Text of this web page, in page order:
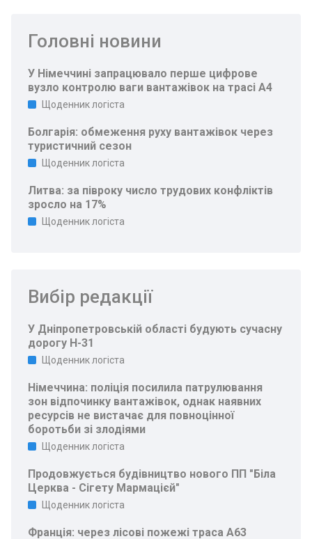
Головні новини
У Німеччині запрацювало перше цифрове
вузло контролю ваги вантажівок на трасі A4
Щоденник логіста
Болгарія: обмеження руху вантажівок через
туристичний сезон
Щоденник логіста
Литва: за півроку число трудових конфліктів
зросло на 17%
Щоденник логіста
Вибір редакції
У Дніпропетровській області будують сучасну
дорогу Н-31
Щоденник логіста
Німеччина: поліція посилила патрулювання
зон відпочинку вантажівок, однак наявних
ресурсів не вистачає для повноцінної
боротьби зі злодіями
Щоденник логіста
Продовжується будівництво нового ПП "Біла
Церква - Сігету Мармацієй"
Щоденник логіста
Франція: через лісові пожежі траса A63